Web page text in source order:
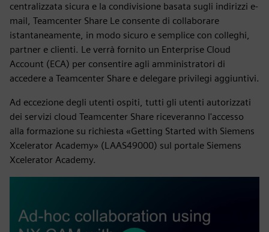
centralizzata sicura e la condivisione basata sugli indirizzi e-
mail, Teamcenter Share Le consente di collaborare
istantaneamente, in modo sicuro e semplice con colleghi,
partner e clienti. Le verrà fornito un Enterprise Cloud
Account (ECA) per consentire agli amministratori di
accedere a Teamcenter Share e delegare privilegi aggiuntivi.
Ad eccezione degli utenti ospiti, tutti gli utenti autorizzati
dei servizi cloud Teamcenter Share riceveranno l'accesso
alla formazione su richiesta «Getting Started with Siemens
Xcelerator Academy» (LAAS49000) sul portale Siemens
Xcelerator Academy.